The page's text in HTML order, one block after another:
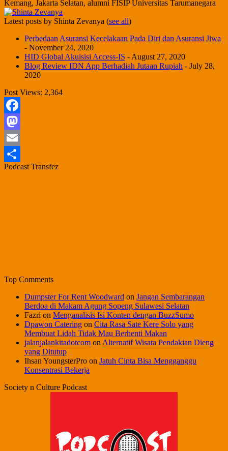
Kemang, Jakarta Selatan, alumni FISIP Universitas Tarumanegara
Latest posts by Shinta Zevanya (see all)
Perbedaan Asuransi Kecelakaan Pada Diri dan Asuransi Jiwa
- November 24, 2020
HID Global Akuisisi Access-IS - August 27, 2020
Blog Review IDN App Berhadiah Jutaan Rupiah - July 28,
2020
Post Views: 2,364
Facebook
Mastodon
Email
Share
Podcast Transfez
Top Comments
Dumpster For Rent Woodward on Jangan Sembarangan
Berdoa di Makam Agung Sopeng Sulawesi Selatan
Fazri on Menganalisis Isi Konten dengan BuzzSumo
Dpawon Catering on Cita Rasa Sate Kere Solo yang
Membuat Lidah Tidak Mau Berhenti Makan
jalanjalankitadotcom on Alternatif Wisata Pendakian Dieng
yang Ditutup
Ihsan YoungsterPro on Jatuh Cinta Bisa Mengganggu
Konsentrasi Bekerja
Society n Culture Podcast